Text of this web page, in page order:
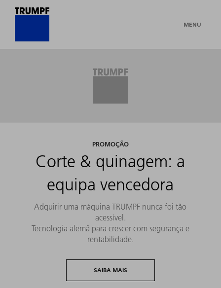
MENU
PROMOÇÃO
Corte & quinagem: a
equipa vencedora
Adquirir uma máquina TRUMPF nunca foi tão
acessível.
Tecnologia alemã para crescer com segurança e
rentabilidade.
SAIBA MAIS